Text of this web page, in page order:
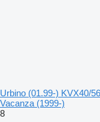
Urbino (01.99-) KVX40/
Vacanza (1999-)
8